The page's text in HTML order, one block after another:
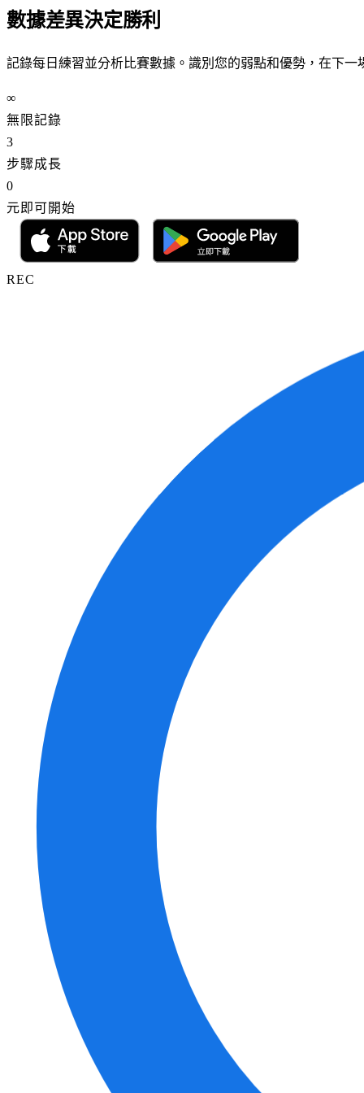
數據差異決定勝利
記錄每日練習並分析比賽數據。識別您的弱點和優勢，在下一
∞
無限記錄
3
步驟成長
0
元即可開始
REC